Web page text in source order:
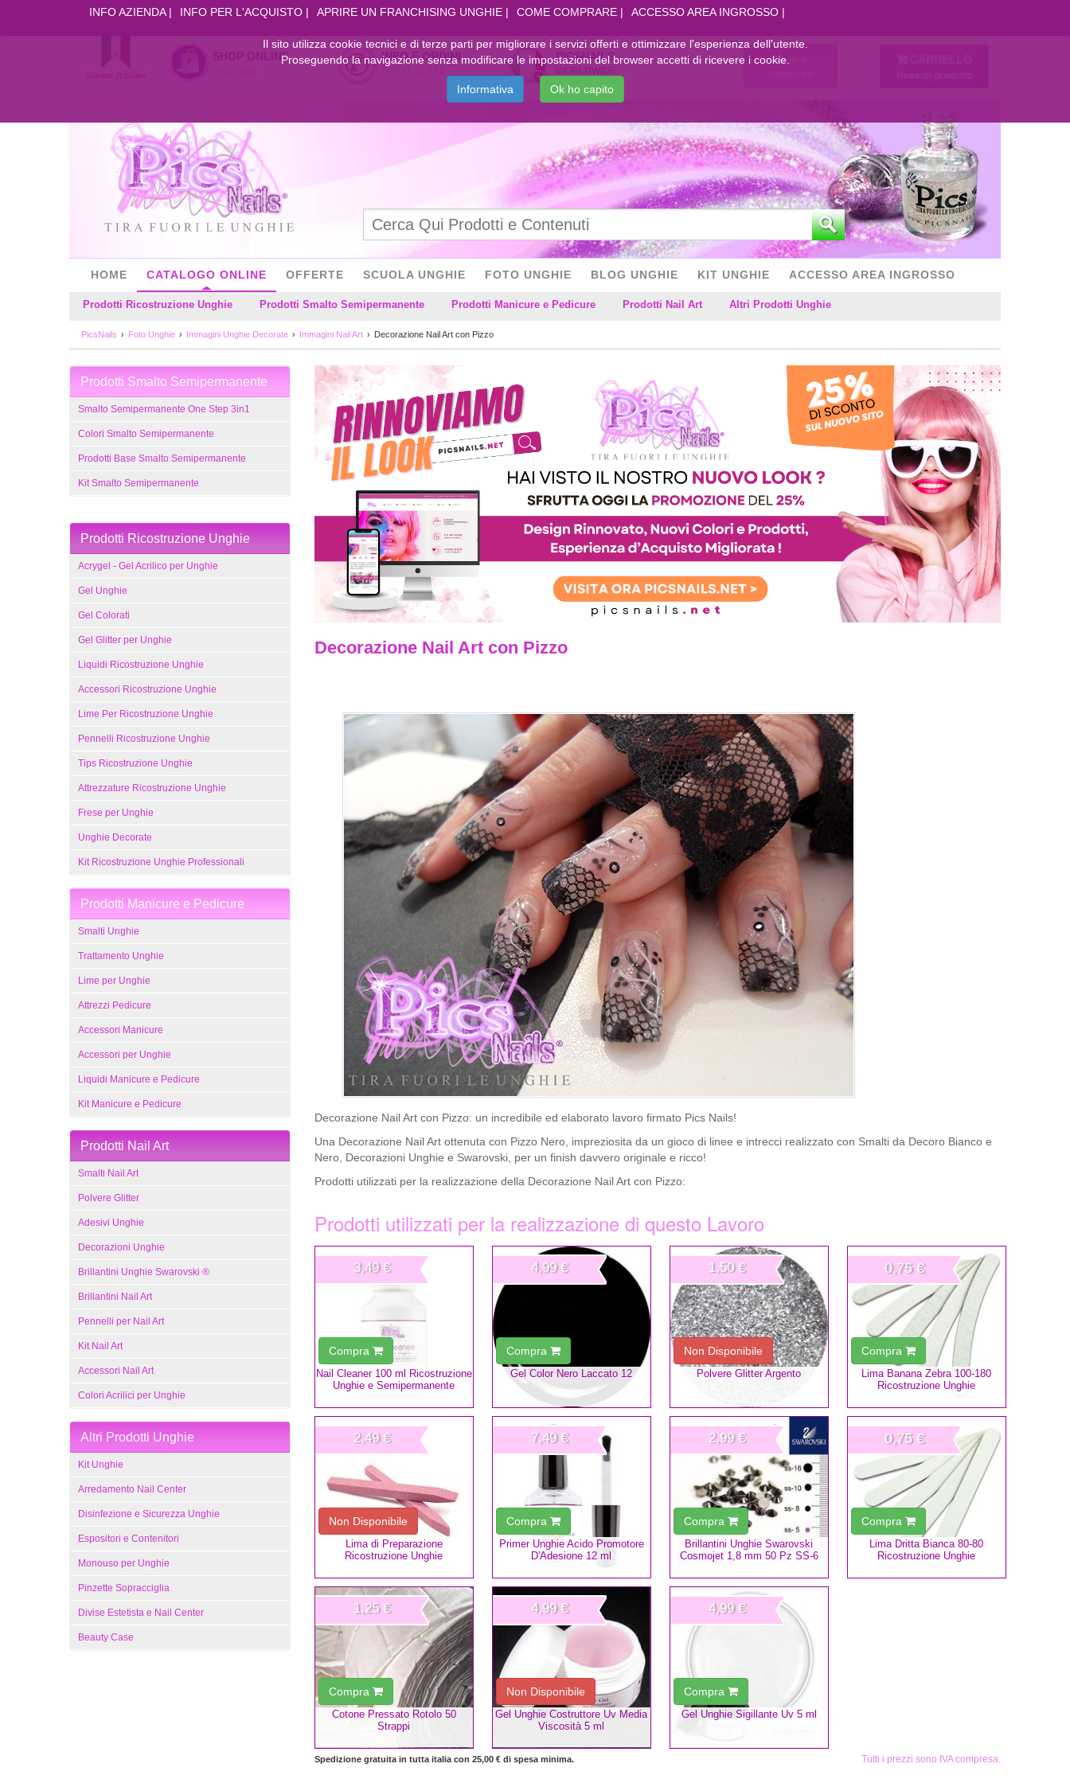
INFO AZIENDA INFO PER L'ACQUISTO APRIRE UN FRANCHISING UNGHIE COME COMPRARE ACCESSO AREA INGROSSO
SHOP ONLINE INFO E ORDINI PICSNAILS
Login
HOME CATALOGO ONLINE
Prodotti Ricostruzione Unghie Prodotti Smalto Semipermanente Prodotti Manicure e Pedicure Prodotti Nail Art Altri Prodotti Unghie
OFFERTE SCUOLA UNGHIE FOTO UNGHIE BLOG UNGHIE KIT UNGHIE ACCESSO AREA INGROSSO
PicsNails Foto Unghie Immagini Unghie Decorate Immagini Nail Art Decorazione Nail Art con Pizzo
Prodotti Smalto Semipermanente
Smalto Semipermanente One Step 3in1
Colori Smalto Semipermanente
Prodotti Base Smalto Semipermanente
Kit Smalto Semipermanente
Prodotti Ricostruzione Unghie
Acrygel - Gel Acrilico per Unghie
Gel Unghie
Gel Colorati
Gel Glitter per Unghie
Liquidi Ricostruzione Unghie
Accessori Ricostruzione Unghie
Lime Per Ricostruzione Unghie
Pennelli Ricostruzione Unghie
Tips Ricostruzione Unghie
Attrezzature Ricostruzione Unghie
Frese per Unghie
Unghie Decorate
Kit Ricostruzione Unghie Professionali
Prodotti Manicure e Pedicure
Smalti Unghie
Trattamento Unghie
Lime per Unghie
Attrezzi Pedicure
Accessori Manicure
Accessori per Unghie
Liquidi Manicure e Pedicure
Kit Manicure e Pedicure
Prodotti Nail Art
Smalti Nail Art
Polvere Glitter
Adesivi Unghie
Decorazioni Unghie
Brillantini Unghie Swarovski ®
Brillantini Nail Art
Pennelli per Nail Art
Kit Nail Art
Accessori Nail Art
Colori Acrilici per Unghie
Altri Prodotti Unghie
Kit Unghie
Arredamento Nail Center
Disinfezione e Sicurezza Unghie
Espositori e Contenitori
Monouso per Unghie
Pinzette Sopracciglia
Divise Estetista e Nail Center
Beauty Case
Decorazione Nail Art con Pizzo
Decorazione Nail Art con Pizzo: un incredibile ed elaborato lavoro firmato Pics Nails!
Una Decorazione Nail Art ottenuta con Pizzo Nero, impreziosita da un gioco di linee e intrecci realizzato con Smalti da Decoro Bianco e
Nero, Decorazioni Unghie e Swarovski, per un finish davvero originale e ricco!
Prodotti utilizzati per la realizzazione della Decorazione Nail Art con Pizzo:
Prodotti utilizzati per la realizzazione di questo Lavoro
Nail Cleaner 100 ml Ricostruzione
Unghie e Semipermanente
3,49 €
Compra
Gel Color Nero Laccato 12
4,99 €
Compra
Polvere Glitter Argento
1,50 €
Non Disponibile
Lima Banana Zebra 100-180
Ricostruzione Unghie
0,75 €
Compra
Lima di Preparazione
Ricostruzione Unghie
2,49 €
Non Disponibile
Primer Unghie Acido Promotore
D'Adesione 12 ml
7,49 €
Compra
Brillantini Unghie Swarovski
Cosmojet 1,8 mm 50 Pz SS-6
2,99 €
Compra
Lima Dritta Bianca 80-80
Ricostruzione Unghie
0,75 €
Compra
Cotone Pressato Rotolo 50
Strappi
1,25 €
Compra
Gel Unghie Costruttore Uv Media
Viscosità 5 ml
4,99 €
Non Disponibile
Gel Unghie Sigillante Uv 5 ml
4,99 €
Compra
Spedizione gratuita in tutta italia con 25,00 € di spesa minima. Tutti i prezzi sono IVA compresa.
Il sito utilizza cookie tecnici e di terze parti per migliorare i servizi offerti e ottimizzare l'esperienza dell'utente.
Proseguendo la navigazione senza modificare le impostazioni del browser accetti di ricevere i cookie.
Informativa Ok ho capito